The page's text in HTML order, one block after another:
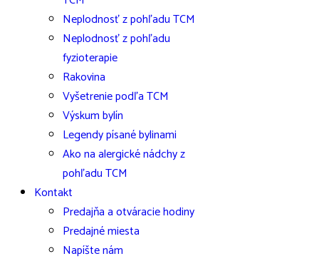
Neplodnosť z pohľadu TCM
Neplodnosť z pohľadu
fyzioterapie
Rakovina
Vyšetrenie podľa TCM
Výskum bylín
Legendy písané bylinami
Ako na alergické nádchy z
pohľadu TCM
Kontakt
Predajňa a otváracie hodiny
Predajné miesta
Napíšte nám